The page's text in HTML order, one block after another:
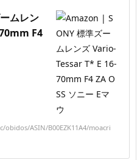
ムレン
F4
ASIN/B00EZK11A4/moacri